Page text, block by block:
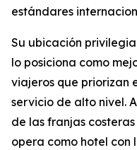
estándares
Su ubicación
lo posiciona como
viajeros que priorizan
servicio de alto nivel.
de las franjas
opera como hotel con